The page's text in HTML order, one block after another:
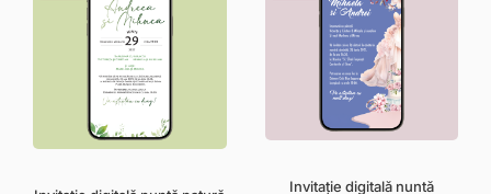
Invitație digitală nuntă